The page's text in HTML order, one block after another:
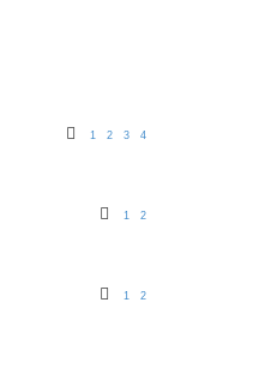
1 2 3 4
1 2
1 2